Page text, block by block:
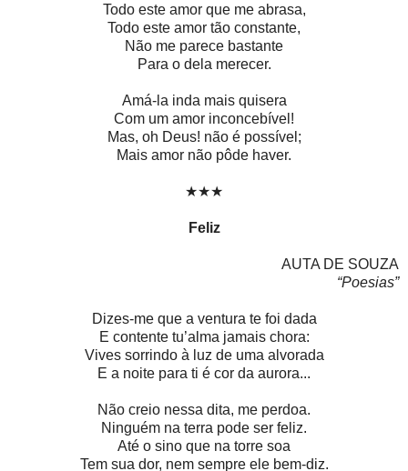
Todo este amor que me abrasa,
Todo este amor tão constante,
Não me parece bastante
Para o dela merecer.
Amá-la inda mais quisera
Com um amor inconcebível!
Mas, oh Deus! não é possível;
Mais amor não pôde haver.
★★★
Feliz
AUTA DE SOUZA
“Poesias”
Dizes-me que a ventura te foi dada
E contente tu’alma jamais chora:
Vives sorrindo à luz de uma alvorada
E a noite para ti é cor da aurora...
Não creio nessa dita, me perdoa.
Ninguém na terra pode ser feliz.
Até o sino que na torre soa
Tem sua dor, nem sempre ele bem-diz.